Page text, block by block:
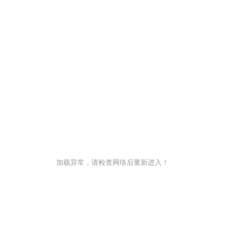
加载异常，请检查网络后重新进入！